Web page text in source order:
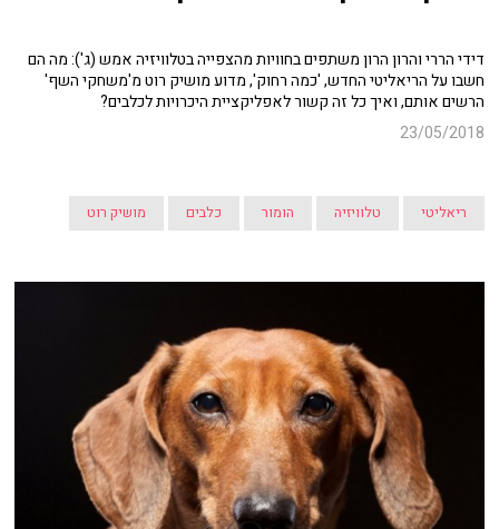
דידי הררי והרון הרון משתפים בחוויות מהצפייה בטלוויזיה אמש (ג'): מה הם
חשבו על הריאליטי החדש, 'כמה רחוק', מדוע מושיק רוט מ'משחקי השף'
הרשים אותם, ואיך כל זה קשור לאפליקציית היכרויות לכלבים?
23/05/2018
ריאליטי טלוויזיה הומור כלבים מושיק רוט